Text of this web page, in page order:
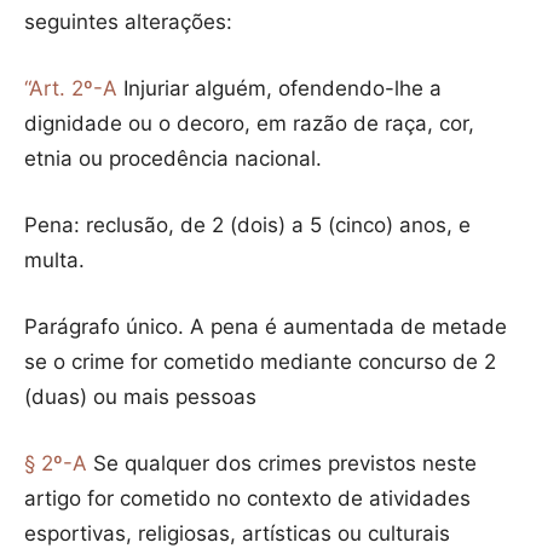
seguintes alterações:
“Art. 2º-A Injuriar alguém, ofendendo-lhe a
dignidade ou o decoro, em razão de raça, cor,
etnia ou procedência nacional.
Pena: reclusão, de 2 (dois) a 5 (cinco) anos, e
multa.
Parágrafo único. A pena é aumentada de metade
se o crime for cometido mediante concurso de 2
(duas) ou mais pessoas
§ 2º-A Se qualquer dos crimes previstos neste
artigo for cometido no contexto de atividades
esportivas, religiosas, artísticas ou culturais